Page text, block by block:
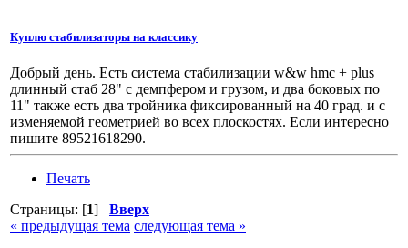
Куплю стабилизаторы на классику
Добрый день. Есть система стабилизации w&w hmc + plus
длинный стаб 28" с демпфером и грузом, и два боковых по
11" также есть два тройника фиксированный на 40 град. и с
изменяемой геометрией во всех плоскостях. Если интересно
пишите 89521618290.
Печать
Страницы: [1] Вверх
« предыдущая тема следующая тема »